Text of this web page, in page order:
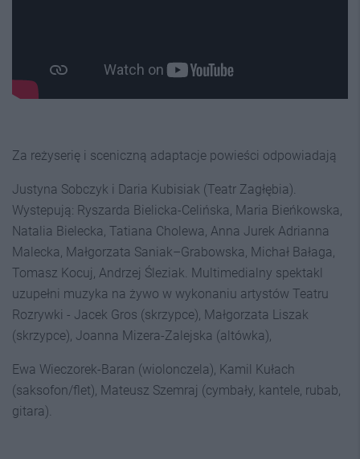
Za reżyserię i sceniczną adaptacje powieści odpowiadają
Justyna Sobczyk i Daria Kubisiak (Teatr Zagłębia).
Wystepują: Ryszarda Bielicka-Celińska, Maria Bieńkowska,
Natalia Bielecka, Tatiana Cholewa, Anna Jurek Adrianna
Malecka, Małgorzata Saniak–Grabowska, Michał Bałaga,
Tomasz Kocuj, Andrzej Śleziak. Multimedialny spektakl
uzupełni muzyka na żywo w wykonaniu artystów Teatru
Rozrywki - Jacek Gros (skrzypce), Małgorzata Liszak
(skrzypce), Joanna Mizera-Zalejska (altówka),
Ewa Wieczorek-Baran (wiolonczela), Kamil Kułach
(saksofon/flet), Mateusz Szemraj (cymbały, kantele, rubab,
gitara).